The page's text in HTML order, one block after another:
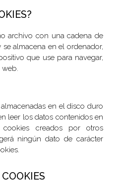
archivo con una cadena de
almacena en el ordenador,
que use para navegar,
web.
en el disco duro
leer los datos contenidos en
creados por otros
ningún dato de carácter